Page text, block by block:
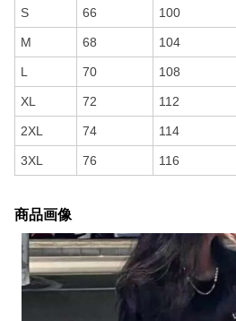
S 66 100
M 68 104
L 70 108
XL 72 112
2XL 74 114
3XL 76 116
商品画像